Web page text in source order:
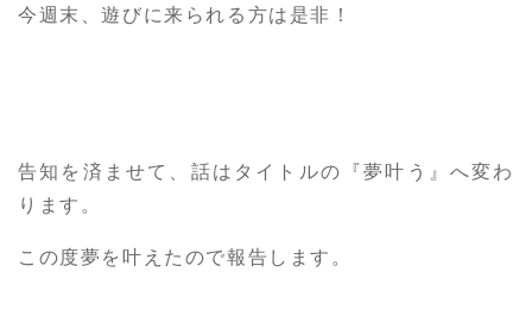
今週末、遊びに来られる方は是非！
告知を済ませて、話はタイトルの『夢叶う』へ変わ
ります。
この度夢を叶えたので報告します。